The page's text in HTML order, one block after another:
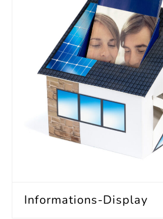
Informations-Display